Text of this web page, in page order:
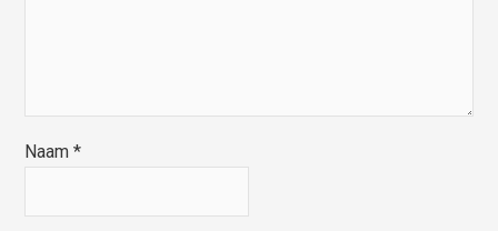
Naam*